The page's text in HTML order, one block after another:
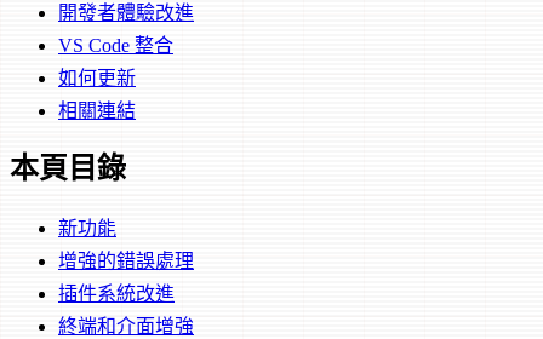
開發者體驗改進
VS Code 整合
如何更新
相關連結
本頁目錄
新功能
增強的錯誤處理
插件系統改進
終端和介面增強